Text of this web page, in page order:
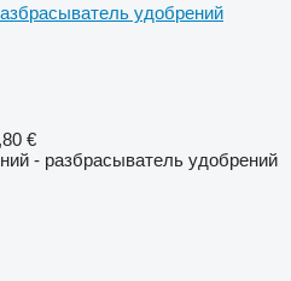
удобрений
€
- разбрасыватель удобрений